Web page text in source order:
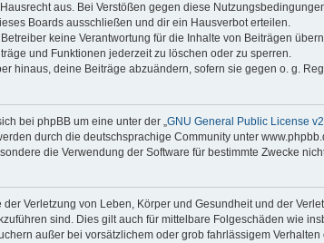
aus. Bei Verstößen gegen diese
Boards ausschließen und dir ein Hausverbot erteilen.
keine Verantwortung für die Inhalte von Beiträgen
und Funktionen jederzeit zu löschen oder zu sperren.
hinaus, deine Beiträge abzuändern, sofern sie gegen o. g.
bei phpBB um eine unter der „ GNU General Public License v2
durch die deutschsprachige Community unter
die Verwendung der Software für bestimmte Zwecke
der Verletzung von Leben, Körper und Gesundheit und der
sind. Dies gilt auch für mittelbare Folgeschäden wie
außer bei vorsätzlichem oder grob fahrlässigem